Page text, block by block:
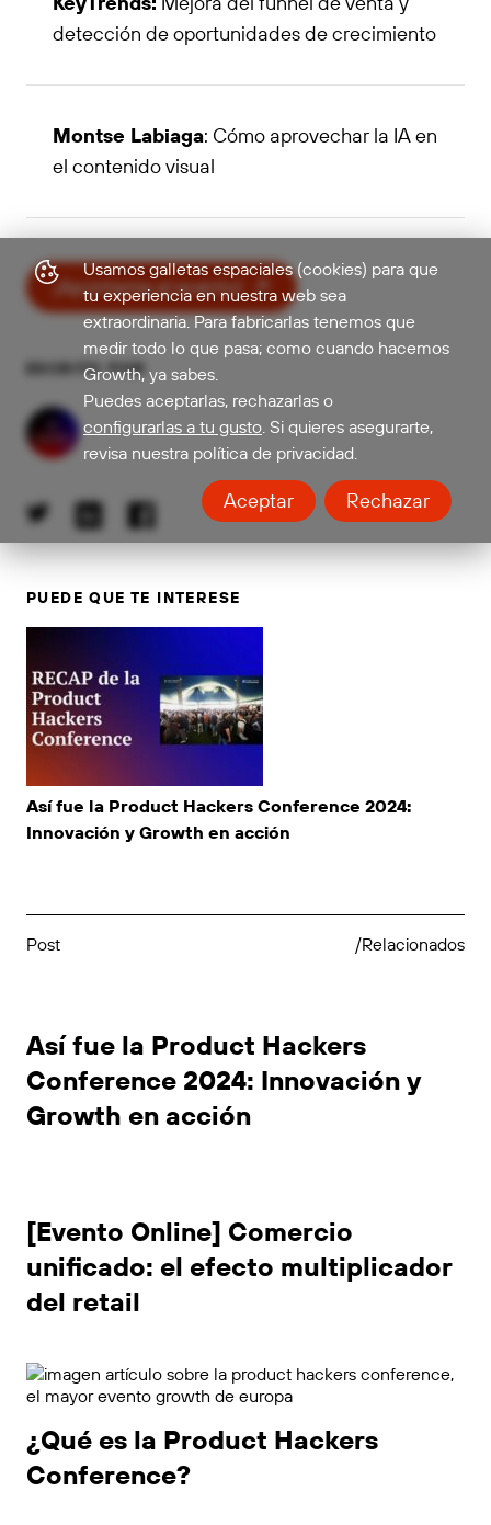
detección de oportunidades de crecimiento
Montse Labiaga: Cómo aprovechar la IA en
el contenido visual
¡Apúntame al evento!
ESCRITO POR
PUEDE QUE TE INTERESE
Así fue la Product Hackers Conference 2024:
Innovación y Growth en acción
Post /Relacionados
Así fue la Product Hackers
Conference 2024: Innovación y
Growth en acción
[Evento Online] Comercio
unificado: el efecto multiplicador
del retail
¿Qué es la Product Hackers
Conference?
Usamos galletas espaciales (cookies) para que
tu experiencia en nuestra web sea
extraordinaria. Para fabricarlas tenemos que
medir todo lo que pasa; como cuando hacemos
Growth, ya sabes.
Puedes aceptarlas, rechazarlas o
configurarlas a tu gusto. Si quieres asegurarte,
revisa nuestra política de privacidad.
Aceptar Rechazar